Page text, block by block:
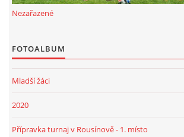
č.ú. 3227086359 / 0800
© 2026 eStránky.cz |RSS
Nezařazené
FOTOALBUM
Mladší žáci
2020
Přípravka turnaj v Rousínově - 1. místo